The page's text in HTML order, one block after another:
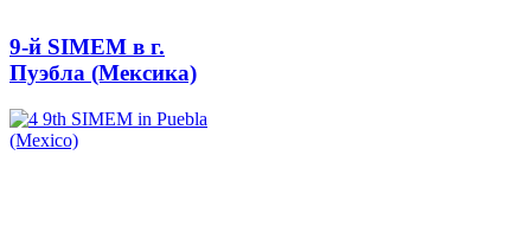
9-й SIMEM в г.
Пуэбла (Мексика)